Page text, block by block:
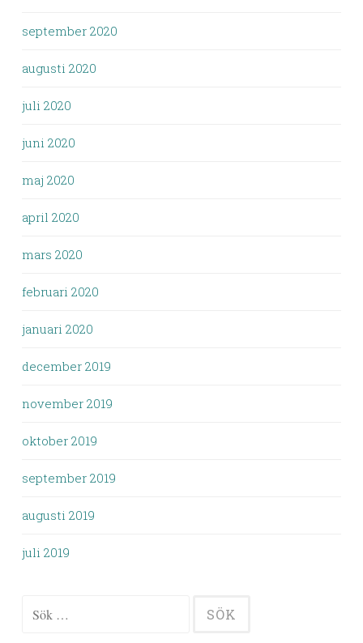
september 2020
augusti 2020
juli 2020
juni 2020
maj 2020
april 2020
mars 2020
februari 2020
januari 2020
december 2019
november 2019
oktober 2019
september 2019
augusti 2019
juli 2019